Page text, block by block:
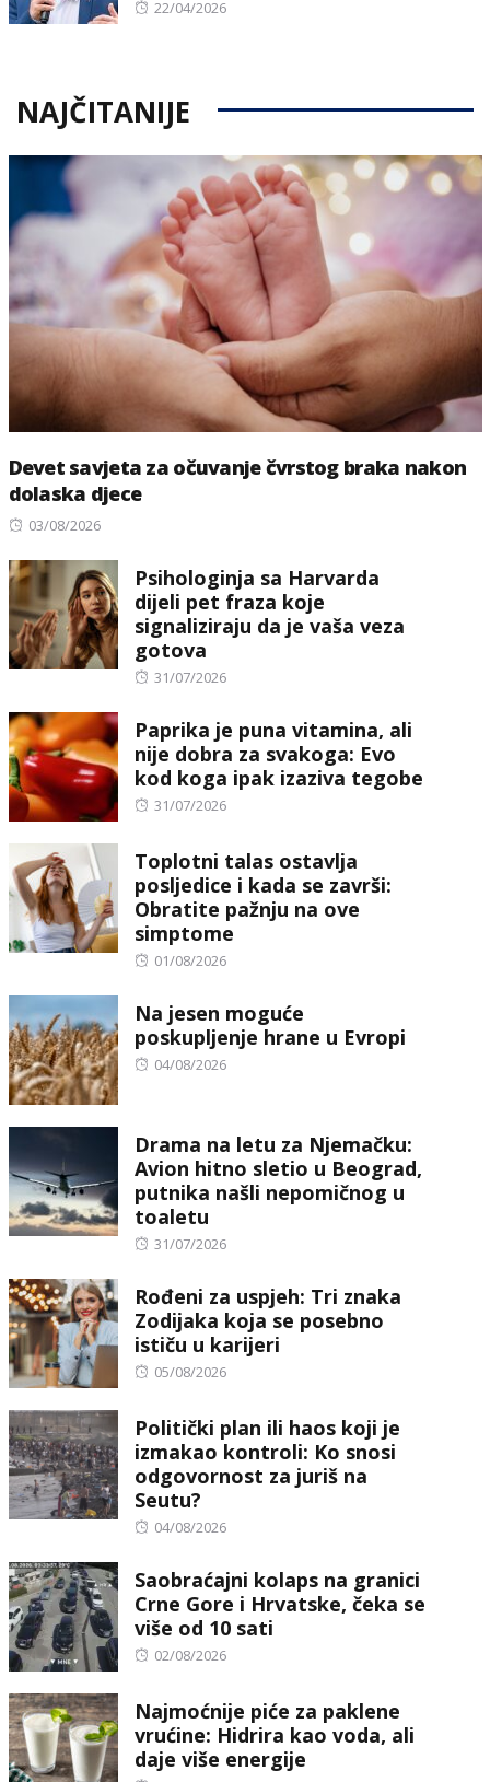
Posted
22/04/2026
NAJČITANIJE
Devet savjeta za očuvanje čvrstog braka nakon
dolaska djece
Posted
03/08/2026
Psihologinja sa Harvarda
dijeli pet fraza koje
signaliziraju da je vaša veza
gotova
Posted
31/07/2026
Paprika je puna vitamina, ali
nije dobra za svakoga: Evo
kod koga ipak izaziva tegobe
Posted
31/07/2026
Toplotni talas ostavlja
posljedice i kada se završi:
Obratite pažnju na ove
simptome
Posted
01/08/2026
Na jesen moguće
poskupljenje hrane u Evropi
Posted
04/08/2026
Drama na letu za Njemačku:
Avion hitno sletio u Beograd,
putnika našli nepomičnog u
toaletu
Posted
31/07/2026
Rođeni za uspjeh: Tri znaka
Zodijaka koja se posebno
ističu u karijeri
Posted
05/08/2026
Politički plan ili haos koji je
izmakao kontroli: Ko snosi
odgovornost za juriš na
Seutu?
Posted
04/08/2026
Saobraćajni kolaps na granici
Crne Gore i Hrvatske, čeka se
više od 10 sati
Posted
02/08/2026
Najmoćnije piće za paklene
vrućine: Hidrira kao voda, ali
daje više energije